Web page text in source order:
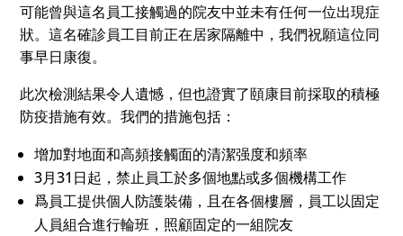
可能曾與這名員工接觸過的院友中並未有任何一位出現症
狀。這名確診員工目前正在居家隔離中，我們祝願這位同
事早日康復。
此次檢測結果令人遺憾，但也證實了頤康目前採取的積極
防疫措施有效。我們的措施包括：
增加對地面和高頻接觸面的清潔强度和頻率
3月31日起，禁止員工於多個地點或多個機構工作
爲員工提供個人防護裝備，且在各個樓層，員工以固定
人員組合進行輪班，照顧固定的一組院友